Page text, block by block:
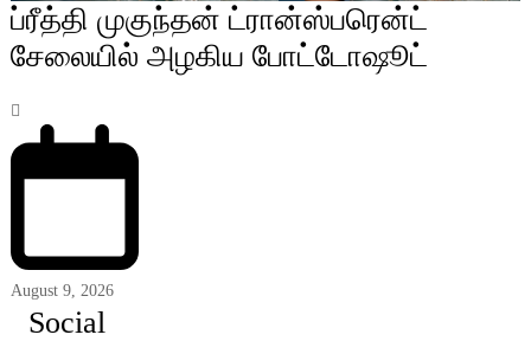
ப்ரீத்தி முகுந்தன் ட்ரான்ஸ்பரென்ட்
சேலையில் அழகிய போட்டோஷூட்
August 9, 2026
Social